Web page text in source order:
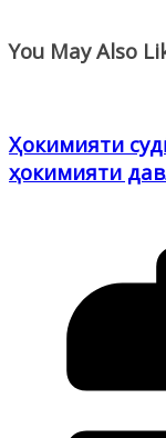
You May Also
Ҳокимияти
ҳокимияти